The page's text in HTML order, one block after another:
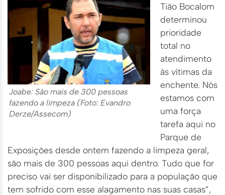
Joabe: São mais de 300 pessoas
fazendo a limpeza (Foto: Evandro
Derze/Assecom)
Tião Bocalom
determinou
prioridade
total no
atendimento
às vítimas da
enchente. Nós
estamos com
uma força
tarefa aqui no
Parque de
Exposições desde ontem fazendo a limpeza geral,
são mais de 300 pessoas aqui dentro. Tudo que for
preciso vai ser disponibilizado para a população que
tem sofrido com esse alagamento nas suas casas”,